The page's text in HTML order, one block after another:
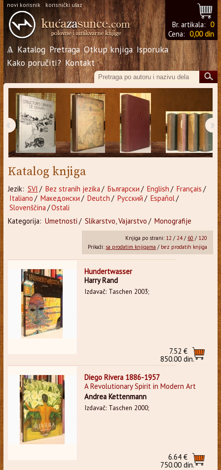
novi korisnik korisnički ulaz
Br. artikala: 0
Cena: 0,00 din
Ѧ Katalog Pretraga Otkup knjiga Isporuka
Kako poručiti? Kontakt
‹ ›
Katalog knjiga
Jezik: SVI / Bez stranih jezika / Български / English / Français /
Italiano / Македонски / Deutch / Русский / Español/
Slovenščina /Ostali
Kategorija: Umetnosti / Slikarstvo, Vajarstvo / Monografije
Knjiga po strani: 12 /24/ 60 / 120
Prikaži: sa prodatim knjigama / bez prodatih knjiga
Hundertwasser
Harry Rand
Izdavač: Taschen 2003;
7.52 €
850.00 din.
Diego Rivera 1886-1957
A Revolutionary Spirit in Modern Art
Andrea Kettenmann
Izdavač: Taschen 2000;
6.64 €
750.00 din.